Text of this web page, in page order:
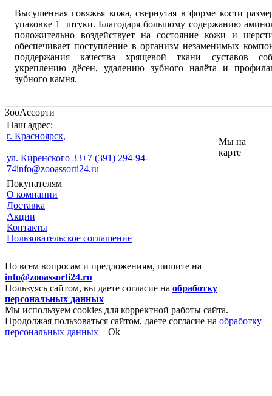
Высушенная говяжья кожа, свернутая в форме кости
упаковке 1 штуки. Благодаря большому содержанию
положительно воздействует на состояние кожи и
обеспечивает поступление в организм незаменимых
поддержания качества хрящевой ткани суставов
укреплению дёсен, удалению зубного налёта и
зубного камня.
ЗооАссорти
Наш адрес:
г. Красноярск,
ул. Киренского 33+7 (391) 294-94-
74info@zooassorti24.ru
Мы на
карте
Покупателям
О компании
Доставка
Акции
Контакты
Пользовательское соглашение
По всем вопросам и предложениям, пишите на
info@zooassorti24.ru
Пользуясь сайтом, вы даете согласие на обработку
персональных данных
Мы используем cookies для корректной работы сайта.
Продолжая пользоваться сайтом, даете согласие на обработку
персональных данных
Ok